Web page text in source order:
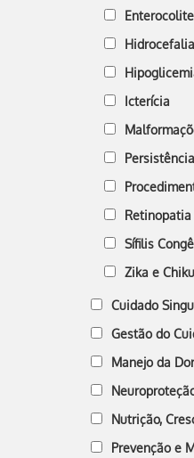
Hidrocefalia
Icterícia
Sífilis
Zika e
Cuidado
Gestão do
Manejo da
Nutrição,
Prevenção e